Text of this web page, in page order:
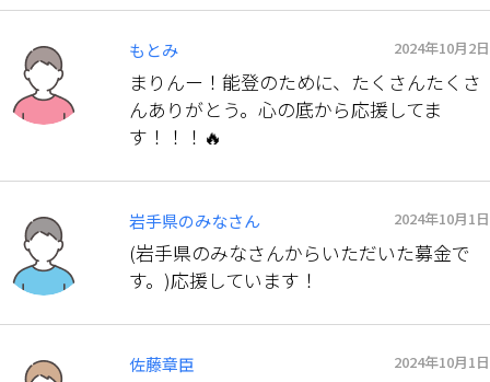
もとみ 2024年10月2日
まりんー！能登のために、たくさんたくさ
んありがとう。心の底から応援してま
す！！！🔥
岩手県のみなさん 2024年10月1日
(岩手県のみなさんからいただいた募金で
す。)応援しています！
佐藤章臣 2024年10月1日